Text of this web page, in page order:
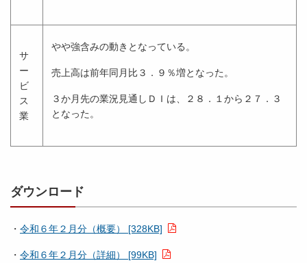
サ
ー
ビ
ス
業
やや強含みの動きとなっている。
売上高は前年同月比３．９％増となった。
３か月先の業況見通しＤＩは、２８．１から２７．３
となった。
ダウンロード
・ 令和６年２月分（概要） [328KB]
・ 令和６年２月分（詳細） [99KB]